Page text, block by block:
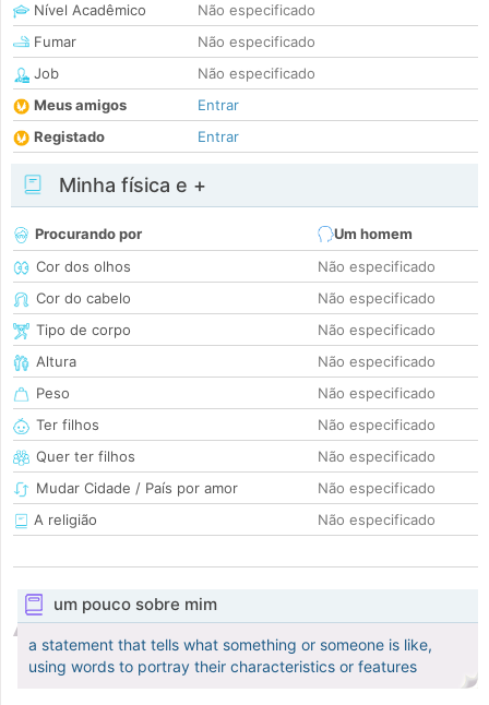
Nível Acadêmico
Não especificado
Fumar
Não especificado
Job
Não especificado
Meus amigos
Entrar
Registado
Entrar
Minha física e +
Procurando por
Um homem
Cor dos olhos
Não especificado
Cor do cabelo
Não especificado
Tipo de corpo
Não especificado
Altura
Não especificado
Peso
Não especificado
Ter filhos
Não especificado
Quer ter filhos
Não especificado
Mudar Cidade / País por amor
Não especificado
A religião
Não especificado
um pouco sobre mim
a statement that tells what something or someone is like,
using words to portray their characteristics or features